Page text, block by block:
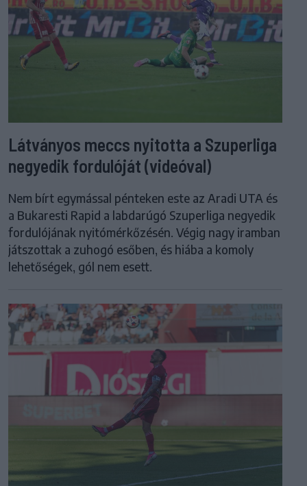
Látványos meccs nyitotta a Szuperliga
negyedik fordulóját (videóval)
Nem bírt egymással pénteken este az Aradi UTA és
a Bukaresti Rapid a labdarúgó Szuperliga negyedik
fordulójának nyitómérkőzésén. Végig nagy iramban
játszottak a zuhogó esőben, és hiába a komoly
lehetőségek, gól nem esett.